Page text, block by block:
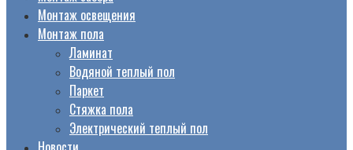
Монтаж освещения
Монтаж пола
Ламинат
Водяной теплый пол
Паркет
Стяжка пола
Электрический теплый пол